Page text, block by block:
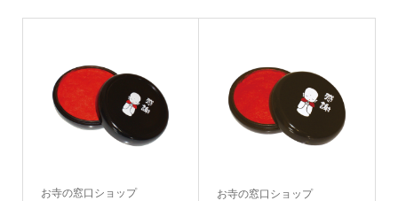
お寺の窓口ショップ お寺の窓口ショップ